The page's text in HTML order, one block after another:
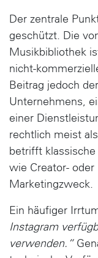
Der zentrale
geschützt. Die
Musikbibliothek
nicht-
Beitrag jedoch
Unternehmens,
einer
rechtlich meist als
betrifft
wie Creator-
Marketingzweck.
Ein häufiger
Instagram
verwenden.“